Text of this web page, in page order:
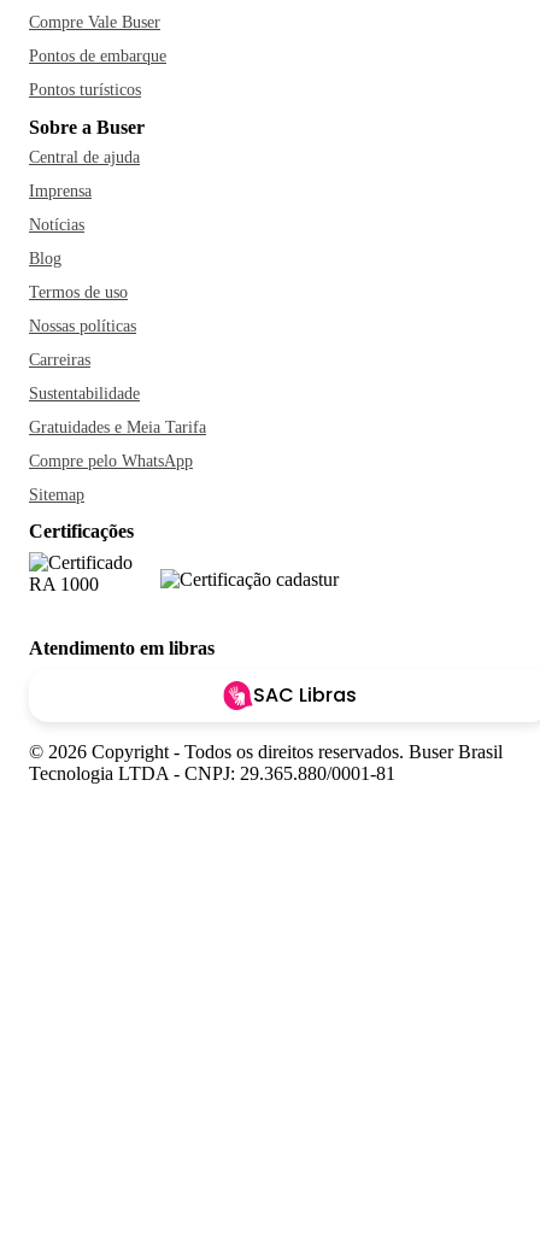
Compre Vale Buser
Pontos de embarque
Pontos turísticos
Sobre a Buser
Central de ajuda
Imprensa
Notícias
Blog
Termos de uso
Nossas políticas
Carreiras
Sustentabilidade
Gratuidades e Meia Tarifa
Compre pelo WhatsApp
Sitemap
Certificações
Atendimento em libras
SAC Libras
© 2026 Copyright - Todos os direitos reservados. Buser Brasil
Tecnologia LTDA - CNPJ: 29.365.880/0001-81